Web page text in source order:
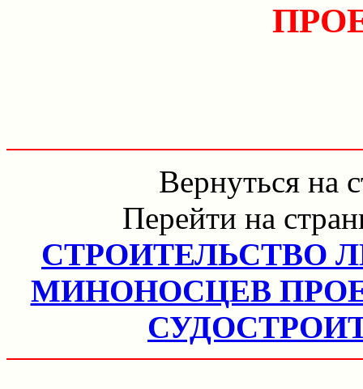
Вернуться на
Перейти на
СТРОИТЕЛЬСТВО
МИНОНОСЦЕВ